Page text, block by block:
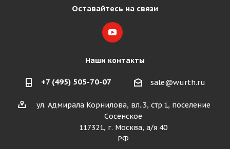
Оставайтесь на связи
Наши контакты
+7 (495) 505-70-07 sale@wurth.ru
ул. Адмирала Корнилова, вл..3, стр.1, поселение
Сосенское
117321, г. Москва, а/я 40
РФ